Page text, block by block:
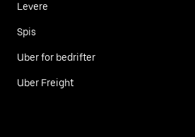
Levere
Spis
Uber for bedrifter
Uber Freight